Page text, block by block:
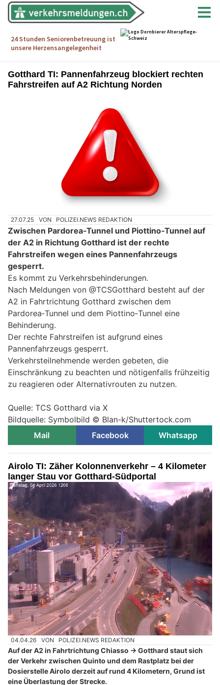
Gotthard TI: Pannenfahrzeug blockiert rechten
Fahrstreifen auf A2 Richtung Norden
27.07.25 VON POLIZEI.NEWS REDAKTION
Zwischen Pardorea‑Tunnel und Piottino‑Tunnel auf
der A2 in Richtung Gotthard ist der rechte
Fahrstreifen wegen eines Pannenfahrzeugs
gesperrt.
Es kommt zu Verkehrsbehinderungen.
Nach Meldungen von @TCSGotthard besteht auf der
A2 in Fahrtrichtung Gotthard zwischen dem
Pardorea‑Tunnel und dem Piottino‑Tunnel eine
Behinderung.
Der rechte Fahrstreifen ist aufgrund eines
Pannenfahrzeugs gesperrt.
Verkehrsteilnehmende werden gebeten, die
Einschränkung zu beachten und nötigenfalls frühzeitig
zu reagieren oder Alternativrouten zu nutzen.
Quelle: TCS Gotthard via X
Bildquelle: Symbolbild © Blan-k/Shuttertock.com
Mail
Facebook Whatsapp
Airolo TI: Zäher Kolonnenverkehr – 4 Kilometer
langer Stau vor Gotthard-Südportal
04.04.26 VON POLIZEI.NEWS REDAKTION
Auf der A2 in Fahrtrichtung Chiasso → Gotthard staut sich
der Verkehr zwischen Quinto und dem Rastplatz bei der
Dosierstelle Airolo derzeit auf rund 4 Kilometern, Grund ist
eine Überlastung der Strecke.